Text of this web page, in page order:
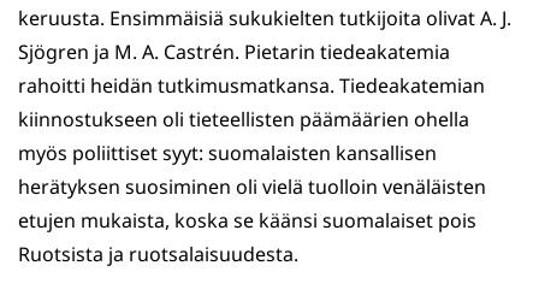
keruusta. Ensimmäisiä sukukielten tutkijoita olivat A. J.
Sjögren ja M. A. Castrén. Pietarin tiedeakatemia
rahoitti heidän tutkimusmatkansa. Tiedeakatemian
kiinnostukseen oli tieteellisten päämäärien ohella
myös poliittiset syyt: suomalaisten kansallisen
herätyksen suosiminen oli vielä tuolloin venäläisten
etujen mukaista, koska se käänsi suomalaiset pois
Ruotsista ja ruotsalaisuudesta.